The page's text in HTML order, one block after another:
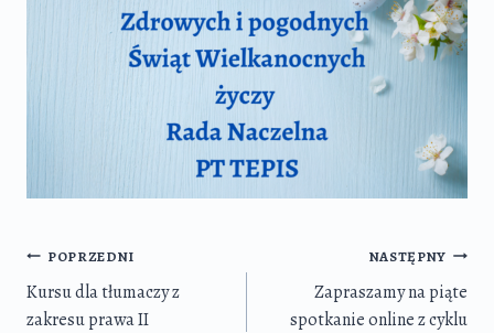
Nawigacja
wpisu
POPRZEDNI
Kursu dla tłumaczy z
zakresu prawa II
NASTĘPNY
Zapraszamy na piąte
spotkanie online z cyklu